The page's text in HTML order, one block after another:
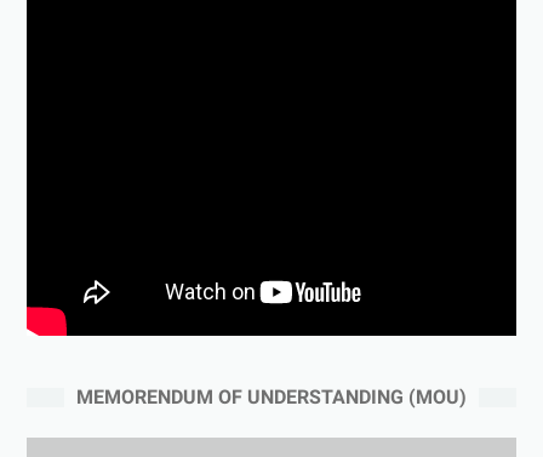
MEMORENDUM OF UNDERSTANDING (MOU)